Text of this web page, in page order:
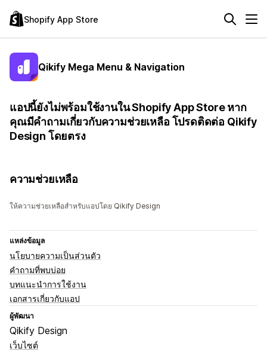
Shopify App Store
Qikify Mega Menu & Navigation
แอปนี้ยังไม่พร้อมใช้งานใน Shopify App Store หาก
คุณมีคำถามเกี่ยวกับความช่วยเหลือ โปรดติดต่อ Qikify
Design โดยตรง
ความช่วยเหลือ
ให้ความช่วยเหลือสำหรับแอปโดย Qikify Design
แหล่งข้อมูล
นโยบายความเป็นส่วนตัว
คำถามที่พบบ่อย
บทแนะนำการใช้งาน
เอกสารเกี่ยวกับแอป
ผู้พัฒนา
Qikify Design
เว็บไซต์